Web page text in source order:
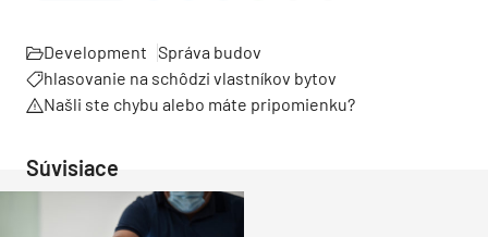
Development Správa budov
hlasovanie na schôdzi vlastníkov bytov
Našli ste chybu alebo máte pripomienku?
Súvisiace